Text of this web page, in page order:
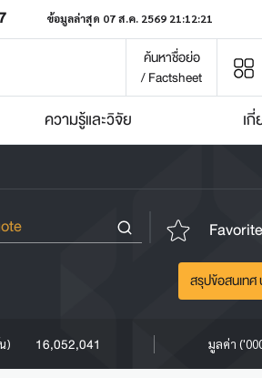
ข้อมูลล่าสุด 07 ส.ค. 2569 21:12:21
ค้นหาชื่อย่อ
/ Factsheet
ความรู้และวิจัย เ
สรุปข้อสนเทศ
) 16,052,041 มูลค่า